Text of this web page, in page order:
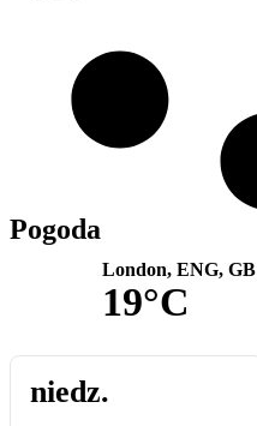
Pogoda
London, ENG, GB
19°C
niedz.